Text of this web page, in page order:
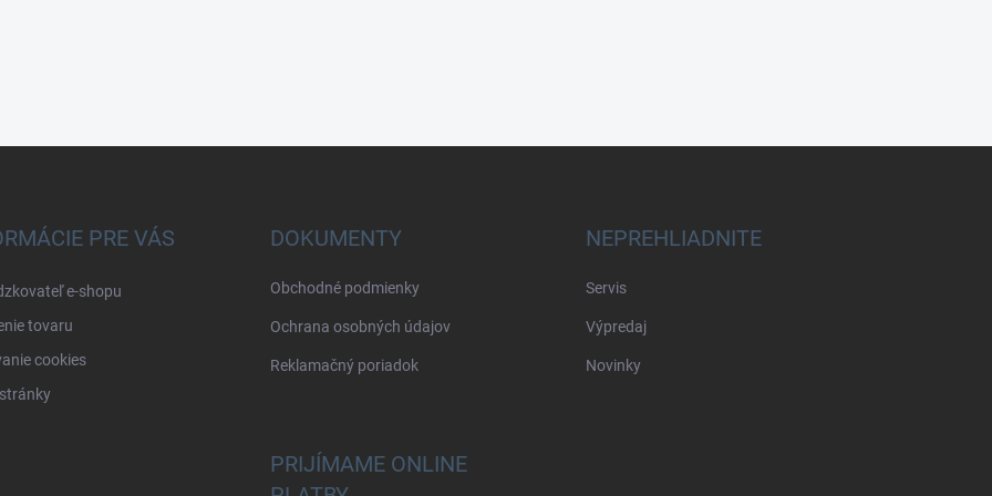
PRE VÁS
e-shopu
tovaru
cookies
DOKUMENTY
Obchodné podmienky
Ochrana osobných údajov
Reklamačný poriadok
NEPREHLIADNITE
Servis
Výpredaj
Novinky
PRIJÍMAME ONLINE